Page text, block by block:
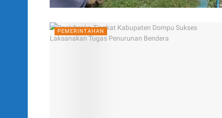
PEMERINTAHAN